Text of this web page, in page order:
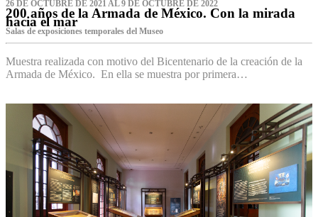
26 DE OCTUBRE DE 2021 AL 9 DE OCTUBRE DE 2022
200 años de la Armada de México. Con la mirada
hacia el mar
Salas de exposiciones temporales del Museo‌
Muestra realizada con motivo del Bicentenario de la creación de la
Armada de México. En ella se muestra por primera…